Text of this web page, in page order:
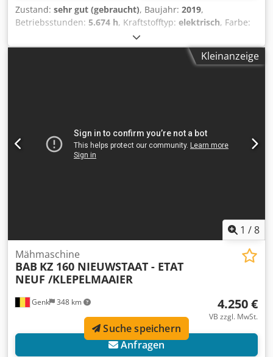
Zustand: sehr gut (gebraucht), Baujahr: 2019,
Betriebsstunden: 5.674 h, Kraftstofftyp: elektrisch, Farbe:
2.050 mm
mm, Gesamtbreite:1.000 mm, Leergewicht: 1.477 kg Akku:
48 V, Typ PzS CE-Kennzeichnung: ja Technischer Zustand:
Kleinanzeige
1 /8
Genk 348 km
Mähmaschine
BAB KZ 160 NIEUWSTAAT - ETAT
NEUF /KLEPELMAAIER
4.250 €
VB zzgl. MwSt.
Anfragen
Suche speichern